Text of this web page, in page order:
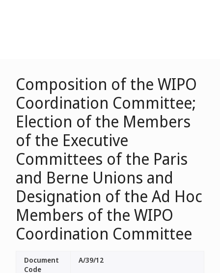
Composition of the WIPO
Coordination Committee;
Election of the Members
of the Executive
Committees of the Paris
and Berne Unions and
Designation of the Ad Hoc
Members of the WIPO
Coordination Committee
Document
Code
A/39/12